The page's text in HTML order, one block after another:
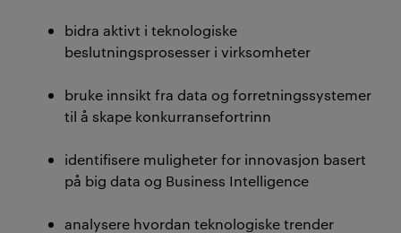
bidra aktivt i teknologiske
beslutningsprosesser i virksomheter
bruke innsikt fra data og forretningssystemer
til å skape konkurransefortrinn
identifisere muligheter for innovasjon basert
på big data og Business Intelligence
analysere hvordan teknologiske trender